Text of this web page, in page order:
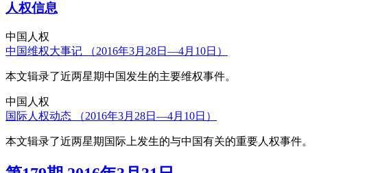
人权信息
中国人权
中国维权大事记 （2016年3月28日—4月10日）
本文辑录了近两星期中国发生的主要维权事件。
中国人权
国际人权动态 （2016年3月28日—4月10日）
本文辑录了近两星期国际上发生的与中国有关的重要人权事件。